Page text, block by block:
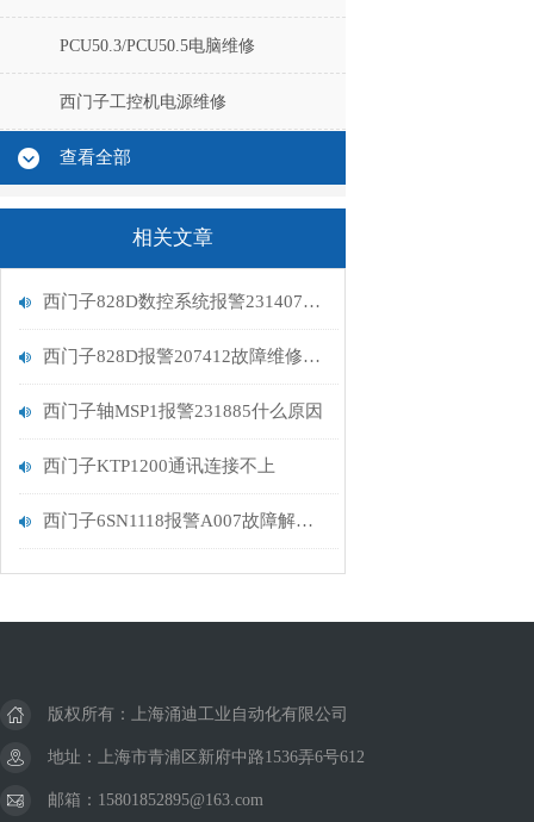
PCU50.3/PCU50.5电脑维修
西门子工控机电源维修
查看全部
相关文章
西门子828D数控系统报警231407分析
西门子828D报警207412故障维修分析
西门子轴MSP1报警231885什么原因
西门子KTP1200通讯连接不上
西门子6SN1118报警A007故障解决维修
版权所有：上海涌迪工业自动化有限公司
地址：上海市青浦区新府中路1536弄6号612
邮箱：15801852895@163.com